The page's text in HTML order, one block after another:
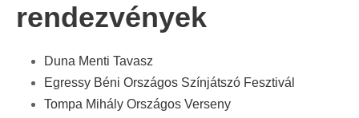
rendezvények
Duna Menti Tavasz
Egressy Béni Országos Színjátszó Fesztivál
Tompa Mihály Országos Verseny